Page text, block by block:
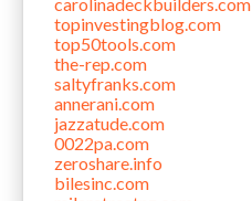
topinvestingblog.com
top50tools.com
the-rep.com
saltyfranks.com
annerani.com
jazzatude.com
0022pa.com
zeroshare.info
bilesinc.com